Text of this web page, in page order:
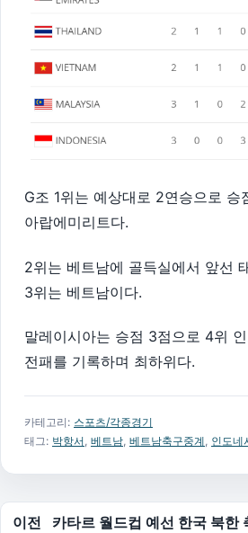
G조 1위는 예상대로 2연승으로 승
아랍에미리트다.
2위는 베트남에 골득실에서 앞선
3위는 베트남이다.
말레이시아는 승점 3점으로 4위
전패를 기록하며 최하위다.
카테고리: 스포츠/각종경기
태그: 박항서, 베트남, 베트남축구중계, 인도네
글 탐색
이전
카타르 월드컵 예선 한국 북한